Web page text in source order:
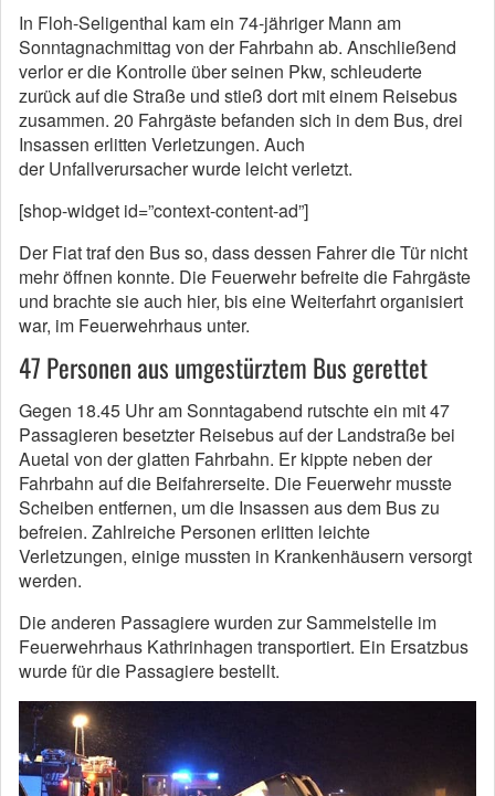
In Floh-Seligenthal kam ein 74-jähriger Mann am
Sonntagnachmittag von der Fahrbahn ab. Anschließend
verlor er die Kontrolle über seinen Pkw, schleuderte
zurück auf die Straße und stieß dort mit einem Reisebus
zusammen. 20 Fahrgäste befanden sich in dem Bus, drei
Insassen erlitten Verletzungen. Auch
der Unfallverursacher wurde leicht verletzt.
[shop-widget id=”context-content-ad”]
Der Fiat traf den Bus so, dass dessen Fahrer die Tür nicht
mehr öffnen konnte. Die Feuerwehr befreite die Fahrgäste
und brachte sie auch hier, bis eine Weiterfahrt organisiert
war, im Feuerwehrhaus unter.
47 Personen aus umgestürztem Bus gerettet
Gegen 18.45 Uhr am Sonntagabend rutschte ein mit 47
Passagieren besetzter Reisebus auf der Landstraße bei
Auetal von der glatten Fahrbahn. Er kippte neben der
Fahrbahn auf die Beifahrerseite. Die Feuerwehr musste
Scheiben entfernen, um die Insassen aus dem Bus zu
befreien. Zahlreiche Personen erlitten leichte
Verletzungen, einige mussten in Krankenhäusern versorgt
werden.
Die anderen Passagiere wurden zur Sammelstelle im
Feuerwehrhaus Kathrinhagen transportiert. Ein Ersatzbus
wurde für die Passagiere bestellt.